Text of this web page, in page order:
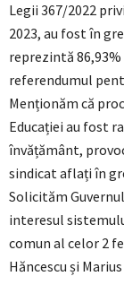
Legii 367/2022
2023, au fost în
reprezintă
referendumul
Menționăm că
Educației au fost
învățământ,
sindicat aflați în
Solicităm
interesul
comun al celor 2
Hăncescu și